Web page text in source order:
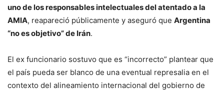
uno de los responsables intelectuales del atentado a la
AMIA, reapareció públicamente y aseguró que Argentina
“no es objetivo” de Irán.
El ex funcionario sostuvo que es “incorrecto” plantear que
el país pueda ser blanco de una eventual represalia en el
contexto del alineamiento internacional del gobierno de